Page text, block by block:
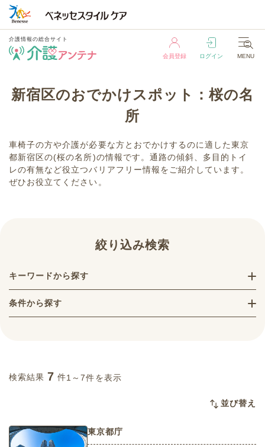
介護情報の総合サイト
会員登録 ログイン MENU
会員登録 ログイン MENU
新宿区のおでかけスポット：桜の名
所
車椅子の方や介護が必要な方とおでかけするのに適した東京
都新宿区の(桜の名所)の情報です。通路の傾斜、多目的トイ
レの有無など役立つバリアフリー情報をご紹介しています。
ぜひお役立てください。
絞り込み検索
キーワードから探す
条件から探す
検索結果 7 件1～7件を表示
並び替え
東京都庁